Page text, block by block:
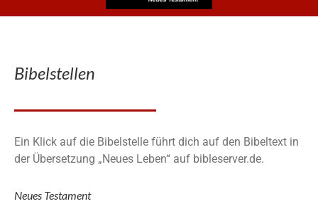
Bibelstellen
Ein Klick auf die Bibelstelle führt dich auf den Bibeltext in
der Übersetzung „Neues Leben“ auf bibleserver.de.
Neues Testament